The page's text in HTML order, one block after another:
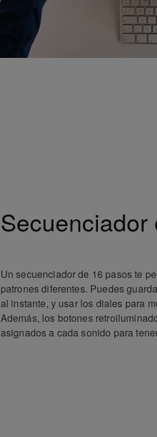
Secuenciador
Un secuenciador de 16 pasos te
patrones diferentes. Puedes
al instante, y usar los diales para
Además, los botones
asignados a cada sonido para